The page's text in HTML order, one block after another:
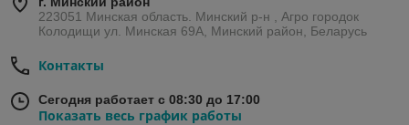
223051 Минская область. Минский р-н , Агро городок
Колодищи ул. Минская 69А, Минский район, Беларусь
Контакты
Сегодня работает с 08:30 до 17:00
Показать весь график работы